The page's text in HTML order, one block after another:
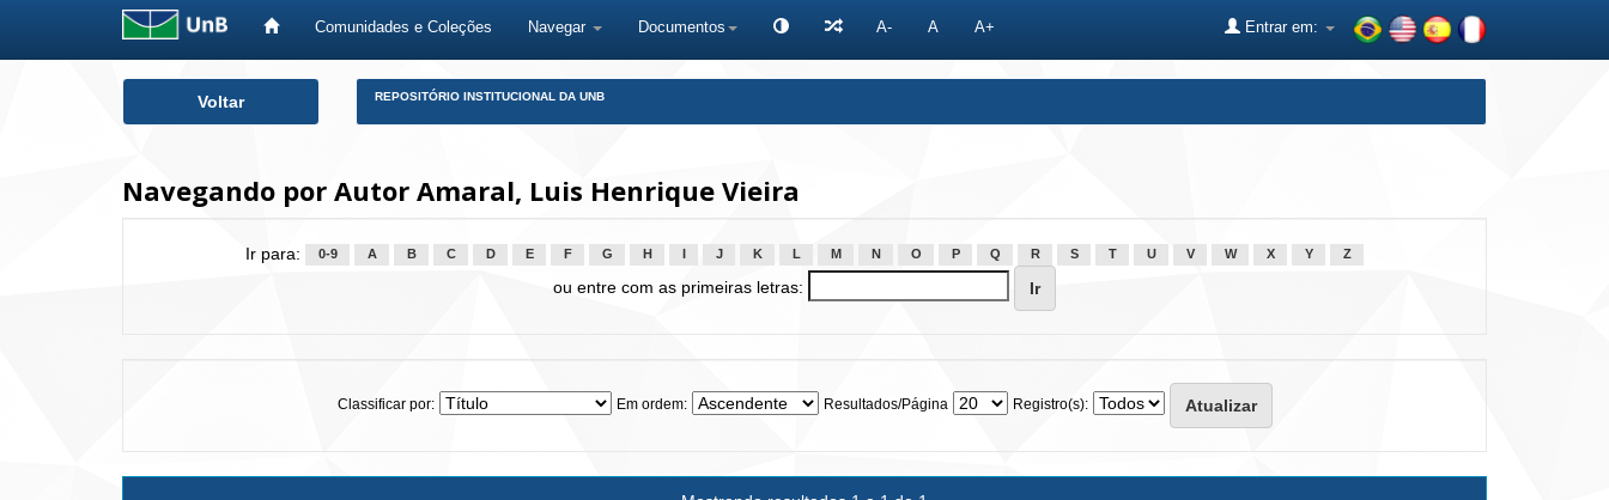
Comunidades e Coleções Navegar Documentos A- A A+ Entrar em:
Voltar REPOSITÓRIO INSTITUCIONAL DA UNB
Navegando por Autor Amaral, Luis Henrique Vieira
Ir para: 0-9 A B C D E F G H J K L M N O P Q R S T U V W X Y Z
ou entre com as primeiras letras:
Classificar por: Em ordem: Resultados/Página Registro(s):